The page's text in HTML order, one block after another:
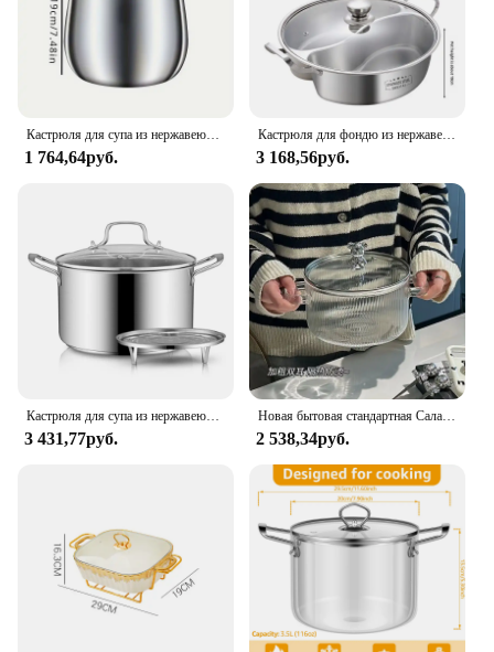
or functionality.
Кастрюля для супа из нержавеющей стали, 1 шт.
1 764,64руб.
Кастрюля для фондю из нержавеющей стали 316, 32 см
3 168,56руб.
Кастрюля для супа из нержавеющей стали, 26/28 см
3 431,77руб.
Новая бытовая стандартная Салатница с крышкой, миска для лапши быстрого приготовления, можно приготовить бинауральный Стеклянный Горшок
2 538,34руб.